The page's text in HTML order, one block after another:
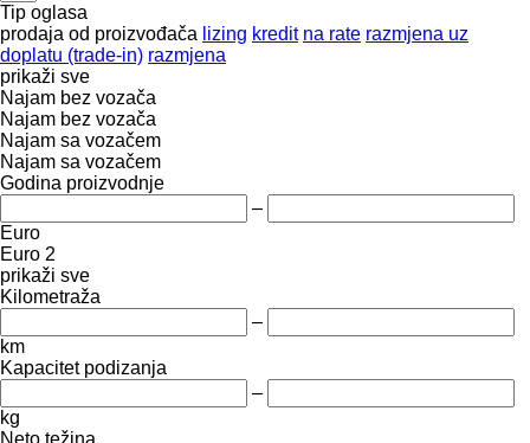
Tip oglasa
prodaja od proizvođača lizing kredit na rate razmjena uz
doplatu (trade-in) razmjena
prikaži sve
Najam bez vozača
Najam bez vozača
Najam sa vozačem
Najam sa vozačem
Godina proizvodnje
–
Euro
Euro 2
prikaži sve
Kilometraža
–
km
Kapacitet podizanja
–
kg
Neto težina